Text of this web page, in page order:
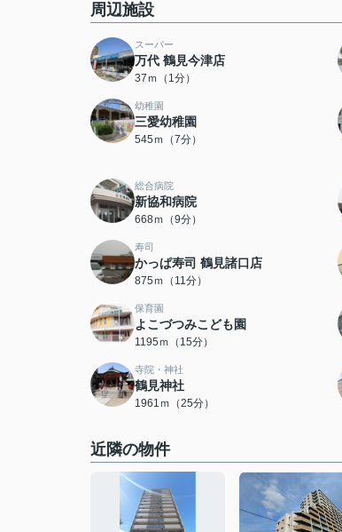
周辺施設
スーパー
万代 鶴見今津店
37ｍ（1分）
幼稚園
三愛幼稚園
545ｍ（7分）
総合病院
新協和病院
668ｍ（9分）
寿司
かっぱ寿司 鶴見諸口店
875ｍ（11分）
保育園
よこづつみこども園
1195ｍ（15分）
寺院・神社
鶴見神社
1961ｍ（25分）
近隣の物件